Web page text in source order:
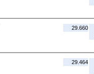
29.660
29.464